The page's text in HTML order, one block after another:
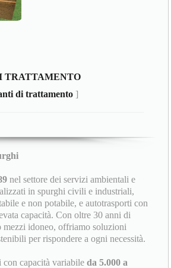
di trattamento ]
nel settore dei servizi ambientali e
in spurghi civili e industriali,
e non potabile, e autotrasporti con
capacità. Con oltre 30 anni di
mezzi idoneo, offriamo soluzioni
per rispondere a ogni necessità.
capacità variabileda 5.000 a